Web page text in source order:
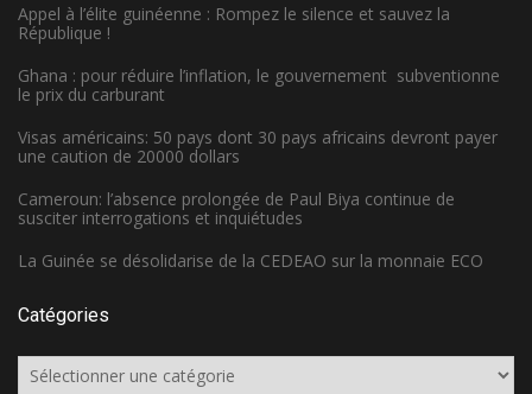
Appel à l’élite guinéenne : Rompez le silence et sauvez la
République !
Ghana : pour réduire l’inflation, le gouvernement subventionne
le prix du carburant
Visas américains: 50 pays dont 30 pays africains devront payer
une caution de 20000 dollars
Cameroun: l’absence prolongée de Paul Biya continue de
susciter interrogations et inquiétudes
La Guinée se désolidarise de la CEDEAO sur la monnaie ECO
Catégories
Catégories